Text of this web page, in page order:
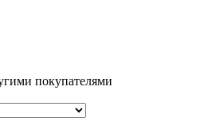
покупателями